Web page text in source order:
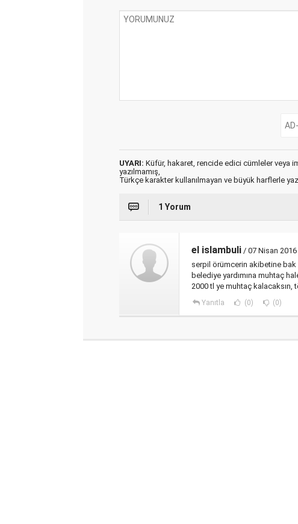
UYARI: Küfür, hakaret, rencide edici cümleler veya
yazılmamış,
Türkçe karakter kullanılmayan ve büyük harflerle
1 Yorum
el islambuli / 07 Nisan
serpil örümcerin akibetine bak
belediye yardımına muhtaç
2000 tl ye muhtaç kalacaksın,
Yanıtla (0) (0)